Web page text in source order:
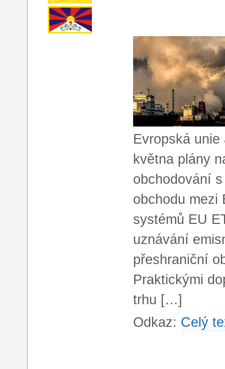
Evropská
května plány
obchodování
obchodu mezi
systémů EU
uznávání
přeshraniční
Praktickými
trhu […]
Odkaz: Celý